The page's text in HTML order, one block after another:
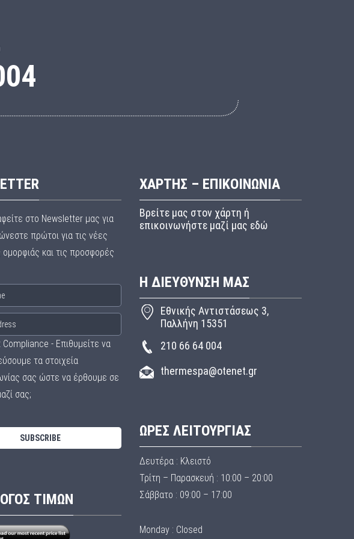
στο Newsletter μας για
πρώτοι για τις νέες
και τις προσφορές
Compliance - Επιθυμείτε να
τα στοιχεία
σας ώστε να έρθουμε σε
σας;
ΤΙΜΩΝ
ΧΑΡΤΗΣ – ΕΠΙΚΟΙΝΩΝΙΑ
Βρείτε μας στον χάρτη ή
επικοινωνήστε μαζί μας εδώ
Η ΔΙΕΥΘΥΝΣΗ ΜΑΣ
Εθνικής Αντιστάσεως 3,
Παλλήνη 15351
210 66 64 004
thermespa@otenet.gr
ΩΡΕΣ ΛΕΙΤΟΥΡΓΙΑΣ
Δευτέρα : Κλειστό
Τρίτη – Παρασκευή : 10:00 – 20:00
Σάββατο : 09:00 – 17:00
Monday : Closed